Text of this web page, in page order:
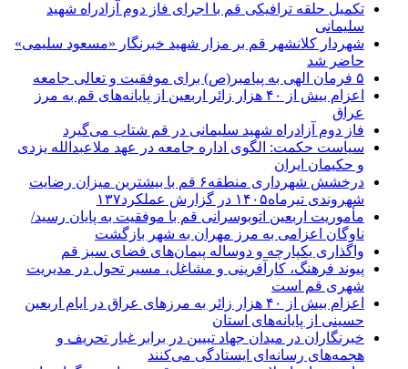
تکمیل حلقه ترافیکی قم با اجرای فاز دوم آزادراه شهید
سلیمانی
شهردار کلانشهر قم بر مزار شهید خبرنگار «مسعود سلیمی»
حاضر شد
۵ فرمان الهی به پیامبر(ص) برای موفقیت و تعالی جامعه
اعزام بیش از ۴۰ هزار زائر اربعین از پایانه‌های قم به مرز
عراق
فاز دوم آزادراه شهید سلیمانی در قم شتاب می‌گیرد
سیاست حکمت: الگوی اداره جامعه در عهد ملاعبدالله یزدی
و حکیمان ایران
درخشش شهرداری منطقه۶ قم با بیشترین میزان رضایت
شهروندی تیرماه۱۴۰۵ در گزارش عملکرد۱۳۷
مأموریت اربعین اتوبوسرانی قم با موفقیت به پایان رسید/
ناوگان اعزامی به مرز مهران به شهر بازگشت
واگذاری یکپارچه و دوساله پیمان‌های فضای سبز قم
پیوند فرهنگ، کارآفرینی و مشاغل، مسیر تحول در مدیریت
شهری قم است
اعزام بیش از ۴۰ هزار زائر به مرزهای عراق در ایام اربعین
حسینی از پایانه‌های استان
خبرنگاران در میدان جهاد تبیین در برابر غبار تحریف و
هجمه‌های رسانه‌ای ایستادگی می‌کنند